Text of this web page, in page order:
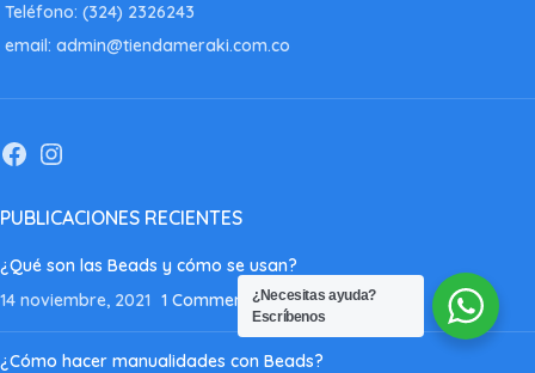
Teléfono: (324) 2326243
email: admin@tiendameraki.com.co
PUBLICACIONES RECIENTES
¿Qué son las Beads y cómo se usan?
14 noviembre, 2021 1 Comment
¿Cómo hacer manualidades con Beads?
¿Necesitas ayuda?
Escríbenos